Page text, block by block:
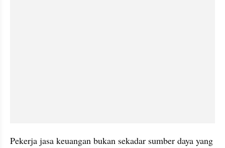
Pekerja jasa keuangan bukan sekadar sumber daya yang